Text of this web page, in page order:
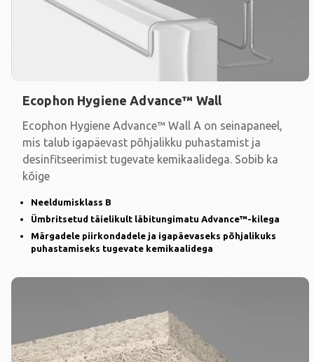
Ecophon Hygiene Advance™ Wall
Ecophon Hygiene Advance™ Wall A on seinapaneel,
mis talub igapäevast põhjalikku puhastamist ja
desinfitseerimist tugevate kemikaalidega. Sobib ka
kõige
Neeldumisklass B
Ümbritsetud täielikult läbitungimatu Advance™-kilega
Märgadele piirkondadele ja igapäevaseks põhjalikuks
puhastamiseks tugevate kemikaalidega